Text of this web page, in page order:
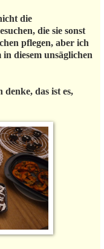
die
die sie sonst
pflegen, aber ich
diesem unsäglichen
denke, das ist es,